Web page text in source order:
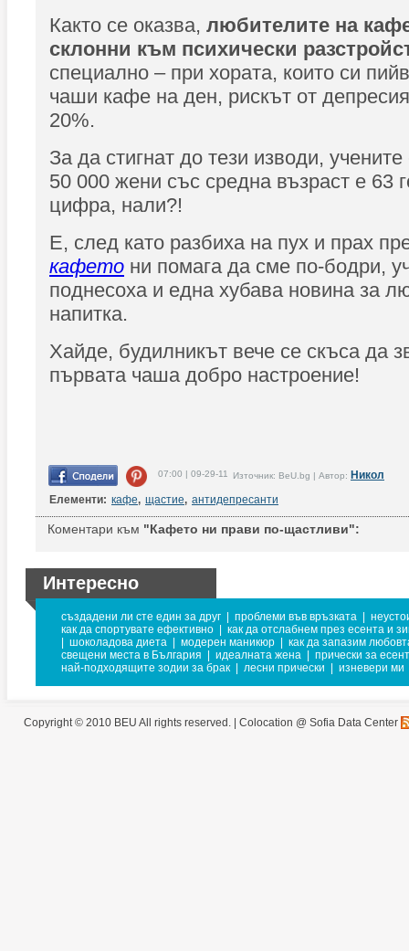
Както се оказва, любителите на
склонни към психически
специално – при хората, които си
чаши кафе на ден, рискът от
20%.
За да стигнат до тези изводи,
50 000 жени със средна възраст е 63
цифра, нали?!
Е, след като разбиха на пух и прах
кафето ни помага да сме по-бодри,
поднесоха и една хубава новина за
напитка.
Хайде, будилникът вече се скъса да
първата чаша добро настроение!
07:00 | 09-29-11 Източник: BeU.bg | Автор: Никол
Елементи: кафе, щастие, антидепресанти
Коментари към "Кафето ни прави по-щастливи":
Интересно
създадени ли сте един за друг проблеми във връзката
как да спортувате ефективно
как да отслабнем през есента и
шоколадова диета модерен маникюр
как да запазим
свещени места в България
идеалната жена
прически за
най-подходящите зодии за брак
лесни прически изневери ми
Copyright © 2010 BEU All rights reserved. | Colocation @ Sofia Data Center